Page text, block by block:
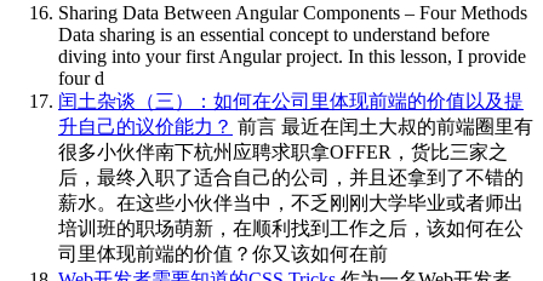
Sharing Data Between Angular Components – Four Methods
Data sharing is an essential concept to understand before
diving into your first Angular project. In this lesson, I provide
four d
闰土杂谈（三）：如何在公司里体现前端的价值以及提
升自己的议价能力？ 前言 最近在闰土大叔的前端圈里有
很多小伙伴南下杭州应聘求职拿OFFER，货比三家之
后，最终入职了适合自己的公司，并且还拿到了不错的
薪水。在这些小伙伴当中，不乏刚刚大学毕业或者师出
培训班的职场萌新，在顺利找到工作之后，该如何在公
司里体现前端的价值？你又该如何在前